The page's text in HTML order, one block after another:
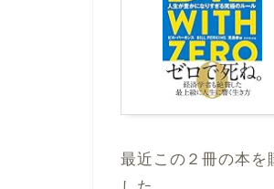
最近この２冊の本を